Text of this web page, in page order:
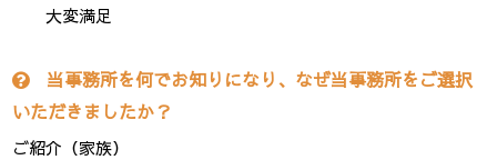
大変満足
当事務所を何でお知りになり、なぜ当事務所をご選択
いただきましたか？
ご紹介（家族）